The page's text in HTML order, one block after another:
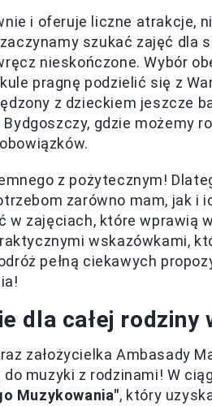
i oferuje liczne atrakcje,
szukać zajęć dla
nieskończone. Wybór
pragnę podzielić się z
z dzieckiem jeszcze
gdzie możemy
z pożytecznym!
zarówno mam, jak i
zajęciach, które wprawią
wskazówkami,
pełną ciekawych
dla całej rodziny
założycielka Ambasady
muzyki z rodzinami! W
Muzykowania", który